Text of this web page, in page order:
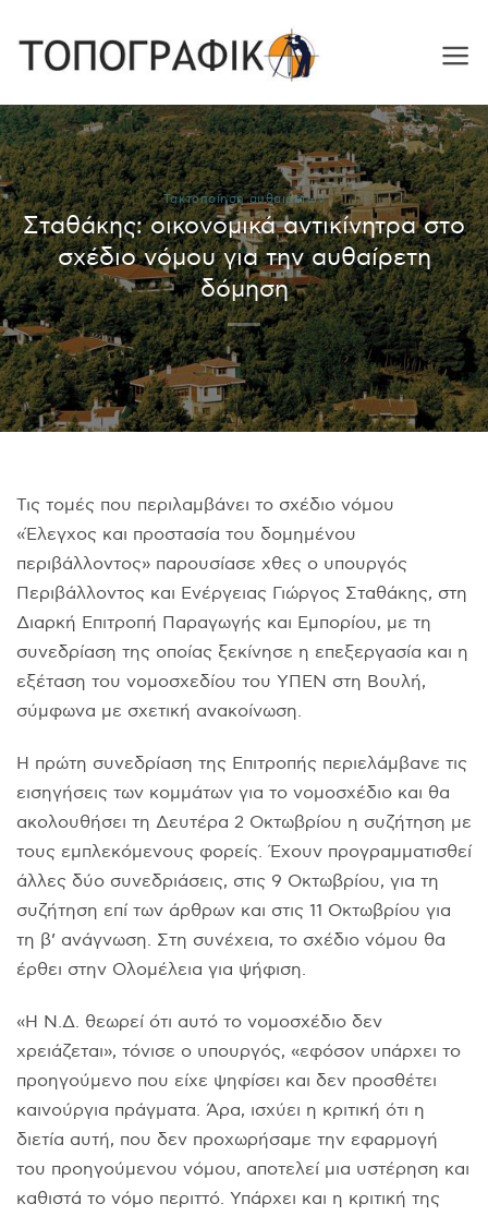
content
Τακτοποίηση αυθαιρέτων
Σταθάκης: οικονομικά αντικίνητρα στο
σχέδιο νόμου για την αυθαίρετη
δόμηση
Τις τομές που περιλαμβάνει το σχέδιο νόμου
«Έλεγχος και προστασία του δομημένου
περιβάλλοντος» παρουσίασε χθες ο υπουργός
Περιβάλλοντος και Ενέργειας Γιώργος Σταθάκης, στη
Διαρκή Επιτροπή Παραγωγής και Εμπορίου, με τη
συνεδρίαση της οποίας ξεκίνησε η επεξεργασία και η
εξέταση του νομοσχεδίου του ΥΠΕΝ στη Βουλή,
σύμφωνα με σχετική ανακοίνωση.
Η πρώτη συνεδρίαση της Επιτροπής περιελάμβανε τις
εισηγήσεις των κομμάτων για το νομοσχέδιο και θα
ακολουθήσει τη Δευτέρα 2 Οκτωβρίου η συζήτηση με
τους εμπλεκόμενους φορείς. Έχουν προγραμματισθεί
άλλες δύο συνεδριάσεις, στις 9 Οκτωβρίου, για τη
συζήτηση επί των άρθρων και στις 11 Οκτωβρίου για
τη β’ ανάγνωση. Στη συνέχεια, το σχέδιο νόμου θα
έρθει στην Ολομέλεια για ψήφιση.
«Η Ν.Δ. θεωρεί ότι αυτό το νομοσχέδιο δεν
χρειάζεται», τόνισε ο υπουργός, «εφόσον υπάρχει το
προηγούμενο που είχε ψηφίσει και δεν προσθέτει
καινούργια πράγματα. Άρα, ισχύει η κριτική ότι η
διετία αυτή, που δεν προχωρήσαμε την εφαρμογή
του προηγούμενου νόμου, αποτελεί μια υστέρηση και
καθιστά το νόμο περιττό. Υπάρχει και η κριτική της